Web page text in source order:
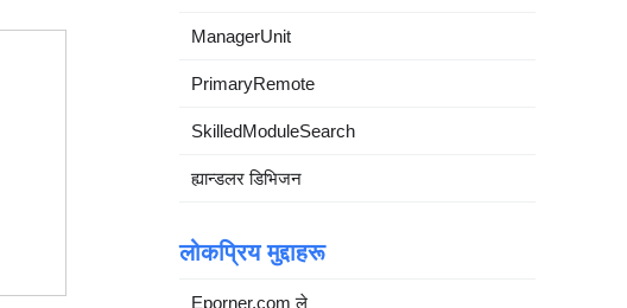
ManagerUnit
PrimaryRemote
SkilledModuleSearch
ह्यान्डलर डिभिजन
लोकप्रिय मुद्दाहरू
Eporner.com ले